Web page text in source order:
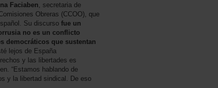
Faciaben , secretaria de
Obreras (CCOO), que
Su discurso fue un
no es un conflicto
democráticos que sustentan
lejos de España
y las libertades es
“Estamos hablando de
y la libertad sindical. De eso